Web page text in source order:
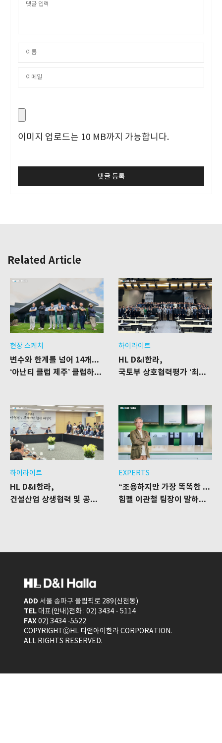
이미지 업로드는 10 MB까지 가능합니다.
Related Article
현장 스케치
변수와 한계를 넘어 14개월의 결실을 보다
‘아난티 클럽 제주’ 클럽하우스 리모델링 공사 현장
하이라이트
HL D&I한라,
국토부 상호협력평가 ‘최우수’ 등급 획득
하이라이트
HL D&I한라,
건설산업 상생협력 및 공정거래 협약 체결식 참석
EXPERTS
“조용하지만 가장 똑똑한 주방의 시작”
힘펠 이관철 팀장이 말하는 ‘AI 저소음 렌지후드’의 혁신
ADD 서울 송파구 올림픽로 289(신천동)
TEL 대표(안내)전화 : 02) 3434 - 5114
FAX02) 3434 -5522
COPYRIGHTⒸHL 디앤아이한라 CORPORATION.
ALL RIGHTS RESERVED.